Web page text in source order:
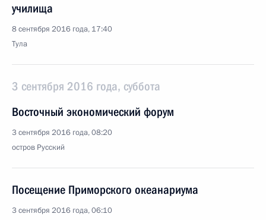
училища
8 сентября 2016 года, 17:40
Тула
3 сентября 2016 года, суббота
Восточный экономический форум
3 сентября 2016 года, 08:20
остров Русский
Посещение Приморского океанариума
3 сентября 2016 года, 06:10